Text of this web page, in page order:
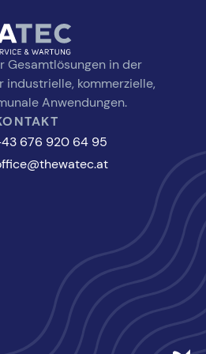
Gesamtlösungen in der
industrielle, kommerzielle,
Anwendungen.
676 920 64 95